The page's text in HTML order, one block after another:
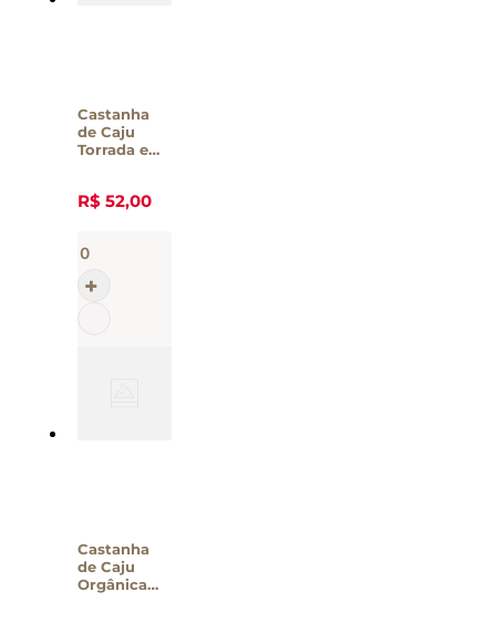
Castanha
de Caju
Torrada e
250g
R$ 52,00
Castanha
de Caju
Orgânica